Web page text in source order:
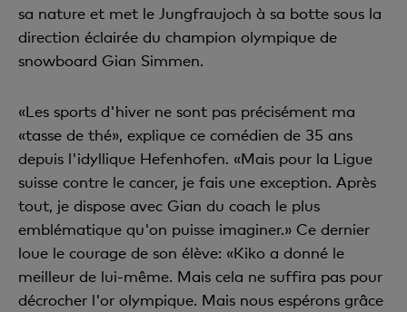
sa nature et met le Jungfraujoch à sa botte sous la
direction éclairée du champion olympique de
snowboard Gian Simmen.
«Les sports d'hiver ne sont pas précisément ma
«tasse de thé», explique ce comédien de 35 ans
depuis l'idyllique Hefenhofen. «Mais pour la Ligue
suisse contre le cancer, je fais une exception. Après
tout, je dispose avec Gian du coach le plus
emblématique qu'on puisse imaginer.» Ce dernier
loue le courage de son élève: «Kiko a donné le
meilleur de lui-même. Mais cela ne suffira pas pour
décrocher l'or olympique. Mais nous espérons grâce